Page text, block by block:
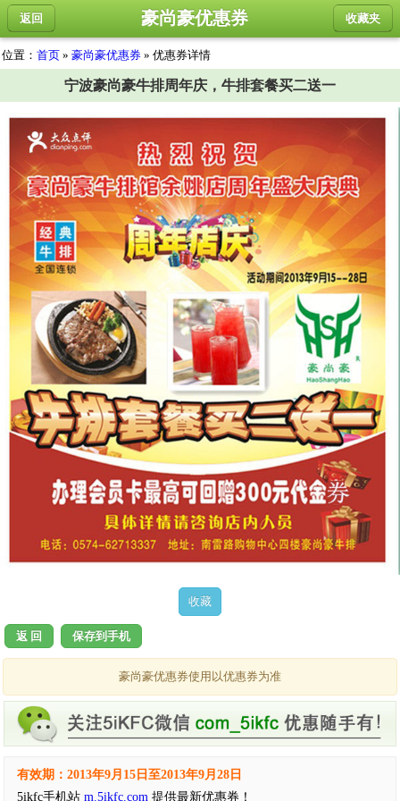
返回 收藏夹
豪尚豪优惠券
位置： 首页 » 豪尚豪优惠券 » 优惠券详情
宁波豪尚豪牛排周年庆，牛排套餐买二送一
返 回 保存到手机
豪尚豪优惠券使用以优惠券为准
有效期：2013年9月15日至2013年9月28日
5ikfc手机站 m.5ikfc.com 提供最新优惠券！